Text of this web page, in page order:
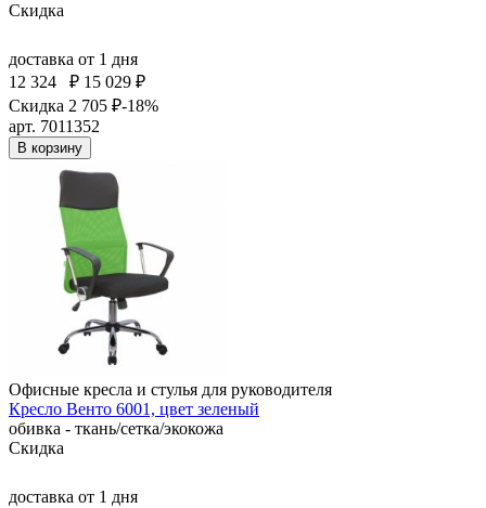
Скидка
доставка от 1 дня
12 324
₽ 15 029 ₽
Скидка 2 705 ₽-18%
арт. 7011352
В корзину
Офисные кресла и стулья для руководителя
Кресло Венто 6001, цвет зеленый
обивка - ткань/сетка/экокожа
Скидка
доставка от 1 дня